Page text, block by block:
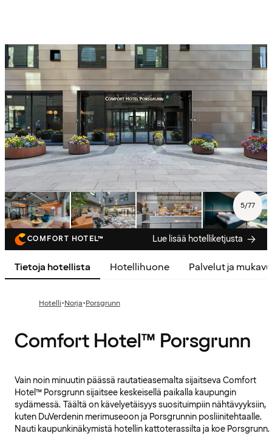
5/77
COMFORT HOTEL™ Lue lisää hotelliketjusta
Tietoja hotellista Hotellihuone Palvelut ja
Hotelli·Norja·Porsgrunn
Comfort Hotel™ Porsgrunn
Vain noin minuutin päässä rautatieasemalta sijaitseva Comfort
Hotel™ Porsgrunn sijaitsee keskeisellä paikalla kaupungin
sydämessä. Täältä on kävelyetäisyys suosituimpiin nähtävyyksiin,
kuten DuVerdenin merimuseoon ja Porsgrunnin posliinitehtaalle.
Nauti kaupunkinäkymistä hotellin kattoterassilta ja koe Porsgrunn.